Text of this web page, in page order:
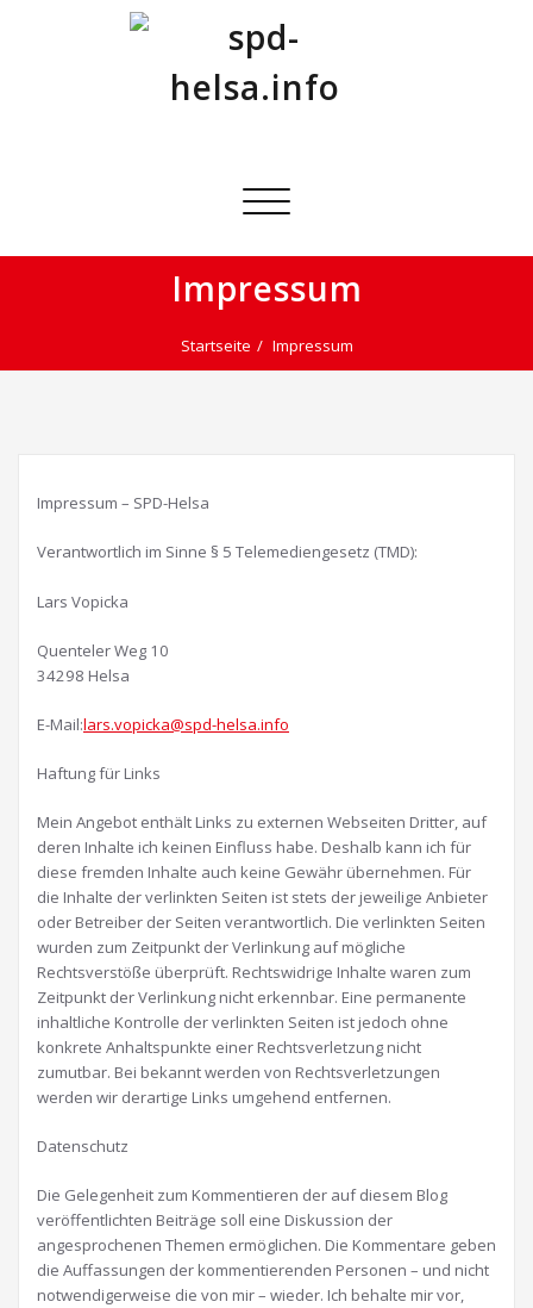
Schalte
Impressum
Startseite Impressum
Impressum – SPD-Helsa
Verantwortlich im Sinne § 5 Telemediengesetz (TMD):
Lars Vopicka
Quenteler Weg 10
34298 Helsa
E-Mail:lars.vopicka@spd-helsa.info
Haftung für Links
Mein Angebot enthält Links zu externen Webseiten Dritter, auf
deren Inhalte ich keinen Einfluss habe. Deshalb kann ich für
diese fremden Inhalte auch keine Gewähr übernehmen. Für
die Inhalte der verlinkten Seiten ist stets der jeweilige Anbieter
oder Betreiber der Seiten verantwortlich. Die verlinkten Seiten
wurden zum Zeitpunkt der Verlinkung auf mögliche
Rechtsverstöße überprüft. Rechtswidrige Inhalte waren zum
Zeitpunkt der Verlinkung nicht erkennbar. Eine permanente
inhaltliche Kontrolle der verlinkten Seiten ist jedoch ohne
konkrete Anhaltspunkte einer Rechtsverletzung nicht
zumutbar. Bei bekannt werden von Rechtsverletzungen
werden wir derartige Links umgehend entfernen.
Datenschutz
Die Gelegenheit zum Kommentieren der auf diesem Blog
veröffentlichten Beiträge soll eine Diskussion der
angesprochenen Themen ermöglichen. Die Kommentare geben
die Auffassungen der kommentierenden Personen – und nicht
notwendigerweise die von mir – wieder. Ich behalte mir vor,